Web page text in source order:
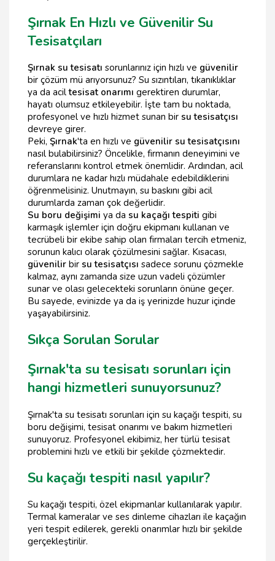
Şırnak En Hızlı ve Güvenilir Su
Tesisatçıları
Şırnak su tesisatı sorunlarınız için hızlı ve güvenilir
bir çözüm mü arıyorsunuz? Su sızıntıları, tıkanıklıklar
ya da aciltesisat onarımı gerektiren durumlar,
hayatı olumsuz etkileyebilir. İşte tam bu noktada,
profesyonel ve hızlı hizmet sunan bir su tesisatçısı
devreye girer.
Peki, Şırnak'ta en hızlı ve güvenilir su tesisatçısını
nasıl bulabilirsiniz? Öncelikle, firmanın deneyimini ve
referanslarını kontrol etmek önemlidir. Ardından, acil
durumlara ne kadar hızlı müdahale edebildiklerini
öğrenmelisiniz. Unutmayın, su baskını gibi acil
durumlarda zaman çok değerlidir.
Su boru değişimi ya da su kaçağı tespiti gibi
karmaşık işlemler için doğru ekipmanı kullanan ve
tecrübeli bir ekibe sahip olan firmaları tercih etmeniz,
sorunun kalıcı olarak çözülmesini sağlar. Kısacası,
güvenilir bir su tesisatçısı sadece sorunu çözmekle
kalmaz, aynı zamanda size uzun vadeli çözümler
sunar ve olası gelecekteki sorunların önüne geçer.
Bu sayede, evinizde ya da iş yerinizde huzur içinde
yaşayabilirsiniz.
Sıkça Sorulan Sorular
Şırnak'ta su tesisatı sorunları için
hangi hizmetleri sunuyorsunuz?
Şırnak'ta su tesisatı sorunları için su kaçağı tespiti, su
boru değişimi, tesisat onarımı ve bakım hizmetleri
sunuyoruz. Profesyonel ekibimiz, her türlü tesisat
problemini hızlı ve etkili bir şekilde çözmektedir.
Su kaçağı tespiti nasıl yapılır?
Su kaçağı tespiti, özel ekipmanlar kullanılarak yapılır.
Termal kameralar ve ses dinleme cihazları ile kaçağın
yeri tespit edilerek, gerekli onarımlar hızlı bir şekilde
gerçekleştirilir.